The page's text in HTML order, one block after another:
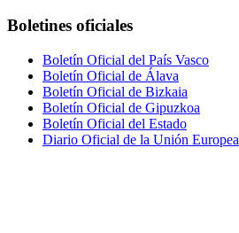
Boletines oficiales
Boletín Oficial del País Vasco
Boletín Oficial de Álava
Boletín Oficial de Bizkaia
Boletín Oficial de Gipuzkoa
Boletín Oficial del Estado
Diario Oficial de la Unión Europea